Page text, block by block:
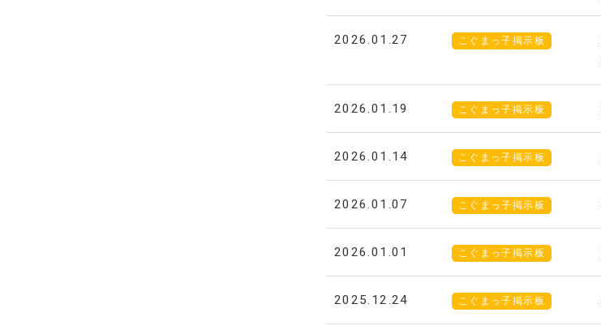
2026.01.27 こぐまっ子掲示板
2026.01.19 こぐまっ子掲示板
2026.01.14 こぐまっ子掲示板
2026.01.07 こぐまっ子掲示板
2026.01.01 こぐまっ子掲示板
2025.12.24 こぐまっ子掲示板